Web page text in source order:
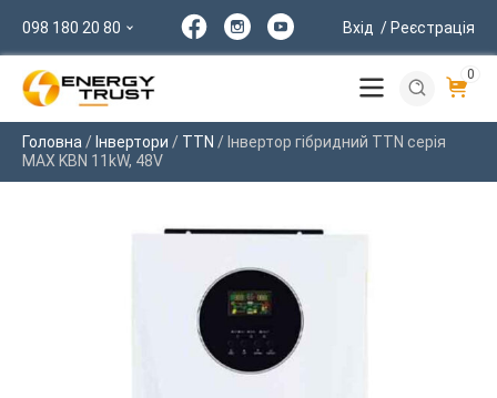
098 180 20 80 Вхід / Реєстрація
0
Головна / Інвертори / TTN / Інвертор гібридний TTN серія
MAX KBN 11kW, 48V